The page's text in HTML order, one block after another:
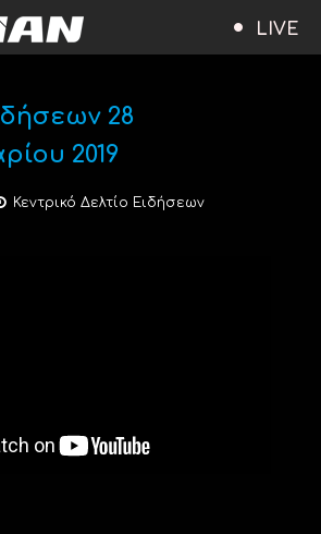
LIVE
28
2019
Κεντρικό Δελτίο Ειδήσεων